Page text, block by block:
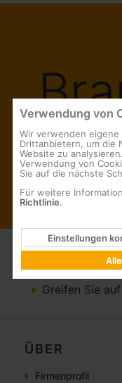
Greifen Sie
ÜBER
Firmenprofil
Verwendung von
Wir verwenden eigene
Drittanbietern, um die
Website zu
Verwendung von
Sie auf die nächste
Für weitere
Richtlinie.
Einstellungen